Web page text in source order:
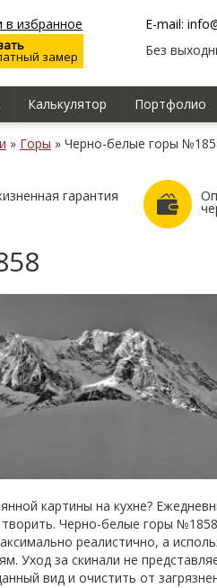
в избранное
замер
E-mail:
Без
Калькулятор Портфолио
» Горы » Черно-белые горы
гарантия
картины на кухне?
Черно-белые горы
реалистично, а
Уход за скинали не
вид и очистить от